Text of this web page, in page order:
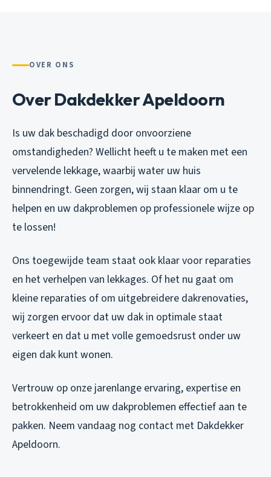
OVER ONS
Over Dakdekker Apeldoorn
Is uw dak beschadigd door onvoorziene
omstandigheden? Wellicht heeft u te maken met een
vervelende lekkage, waarbij water uw huis
binnendringt. Geen zorgen, wij staan klaar om u te
helpen en uw dakproblemen op professionele wijze op
te lossen!
Ons toegewijde team staat ook klaar voor reparaties
en het verhelpen van lekkages. Of het nu gaat om
kleine reparaties of om uitgebreidere dakrenovaties,
wij zorgen ervoor dat uw dak in optimale staat
verkeert en dat u met volle gemoedsrust onder uw
eigen dak kunt wonen.
Vertrouw op onze jarenlange ervaring, expertise en
betrokkenheid om uw dakproblemen effectief aan te
pakken. Neem vandaag nog contact met Dakdekker
Apeldoorn.